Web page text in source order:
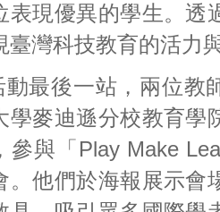
表現優異的學生。透
臺灣科技教育的活力
動最後一站，兩位教
學麥迪遜分校教育學
參與「Play Make
。他們於海報展示會